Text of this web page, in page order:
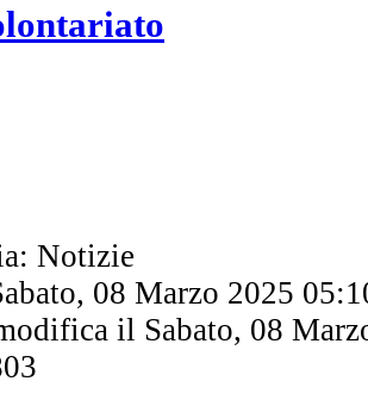
Notizie
08 Marzo 2025
il Sabato, 08